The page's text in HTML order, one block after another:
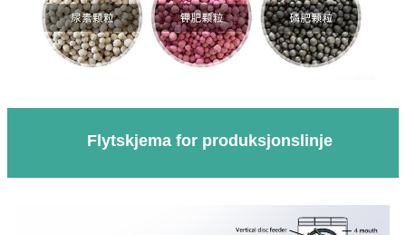
Flytskjema for produksjonslinje